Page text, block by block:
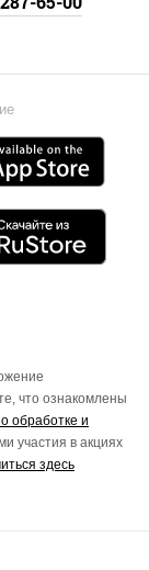
что ознакомлены
обработке и
участия в акциях
здесь